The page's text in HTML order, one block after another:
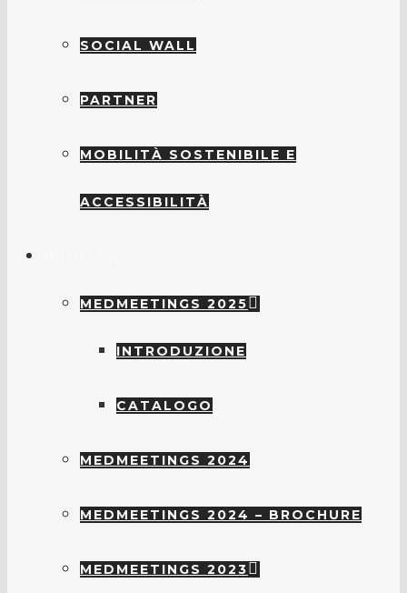
SOCIAL WALL
PARTNER
MOBILITÀ SOSTENIBILE E
ACCESSIBILITÀ
MEDMEETINGS 2025
INTRODUZIONE
CATALOGO
MEDMEETINGS 2024
MEDMEETINGS 2024 – BROCHURE
MEDMEETINGS 2023